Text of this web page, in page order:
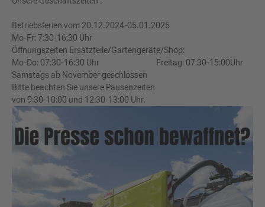
Betriebsferien vom 20.12.2024-05.01.2025
Mo-Fr: 7:30-16:30 Uhr
Öffnungszeiten Ersatzteile/Gartengeräte/Shop:
Mo-Do: 07:30-16:30 Uhr Freitag: 07:30-15:00Uhr
Samstags ab November geschlossen
Bitte beachten Sie unsere Pausenzeiten
von 9:30-10:00 und 12:30-13:00 Uhr.